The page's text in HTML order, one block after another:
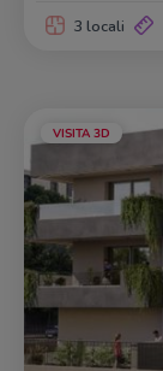
3 locali
VISITA 3D